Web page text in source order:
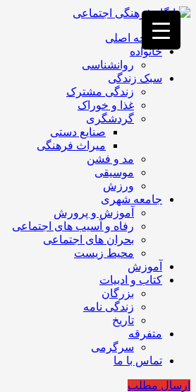
فصد
خون
غرب
تهران
خشکشویی
تصفیه
تهران
صفحه اصلی
خانواده
روانشناسی
سبک زندگی
زندگی مشترک
غذا و خوراک
گردشگری
صنایع دستی
میراث فرهنگی
مد و فشن
موسیقی
ورزش
جامعه شهری
آموزش و پرورش
رفاه و آسیب های اجتماعی
بحران های اجتماعی
محیط زیست
آموزش
کتاب و ادبیات
بزرگان
زندگی نامه
تاریخ
متفرقه
سرگرمی
تماس با ما
ارسال مطلب